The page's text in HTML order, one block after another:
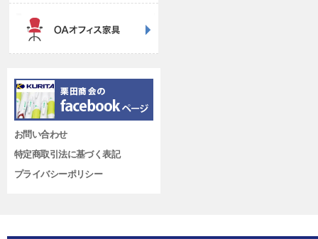
お問い合わせ
特定商取引法に基づく表記
プライバシーポリシー